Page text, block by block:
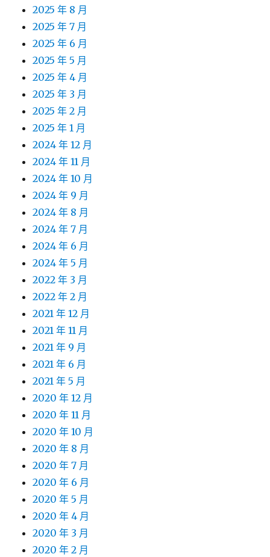
2025 年 8 月
2025 年 7 月
2025 年 6 月
2025 年 5 月
2025 年 4 月
2025 年 3 月
2025 年 2 月
2025 年 1 月
2024 年 12 月
2024 年 11 月
2024 年 10 月
2024 年 9 月
2024 年 8 月
2024 年 7 月
2024 年 6 月
2024 年 5 月
2022 年 3 月
2022 年 2 月
2021 年 12 月
2021 年 11 月
2021 年 9 月
2021 年 6 月
2021 年 5 月
2020 年 12 月
2020 年 11 月
2020 年 10 月
2020 年 8 月
2020 年 7 月
2020 年 6 月
2020 年 5 月
2020 年 4 月
2020 年 3 月
2020 年 2 月